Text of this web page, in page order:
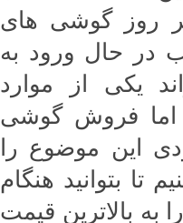
روز گوشی های
در حال ورود به
یکی از موارد
اما فروش گوشی
این موضوع را
تا بتوانید هنگام
بالاترین قیمت